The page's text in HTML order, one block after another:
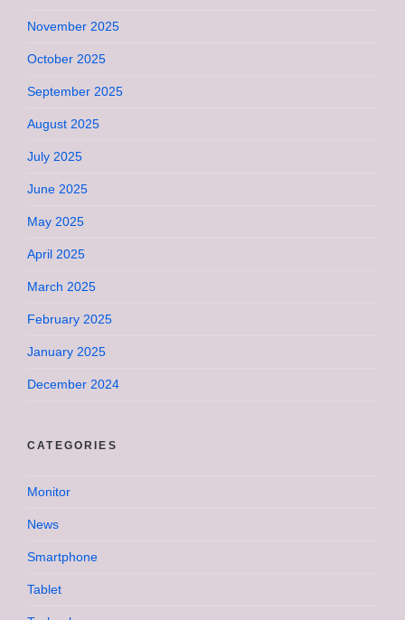
November 2025
October 2025
September 2025
August 2025
July 2025
June 2025
May 2025
April 2025
March 2025
February 2025
January 2025
December 2024
CATEGORIES
Monitor
News
Smartphone
Tablet